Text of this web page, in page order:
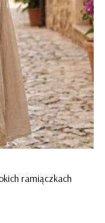
ramiączkach